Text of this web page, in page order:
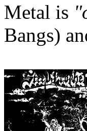
Metal is
Bangs)